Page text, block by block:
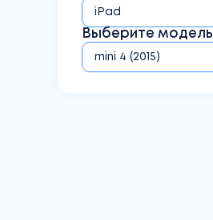
Выберите модель